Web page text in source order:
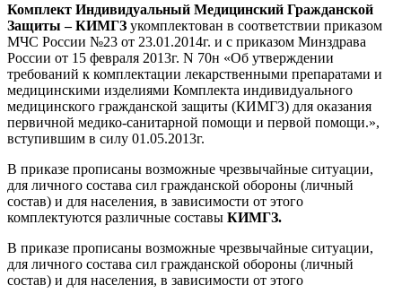
Комплект Индивидуальный Медицинский Гражданской
Защиты – КИМГЗ укомплектован в соответствии приказом
МЧС России №23 от 23.01.2014г. и с приказом Минздрава
России от 15 февраля 2013г. N 70н «Об утверждении
требований к комплектации лекарственными препаратами и
медицинскими изделиями Комплекта индивидуального
медицинского гражданской защиты (КИМГЗ) для оказания
первичной медико-санитарной помощи и первой помощи.»,
вступившим в силу 01.05.2013г.
В приказе прописаны возможные чрезвычайные ситуации,
для личного состава сил гражданской обороны (личный
состав) и для населения, в зависимости от этого
комплектуются различные составы КИМГЗ.
В приказе прописаны возможные чрезвычайные ситуации,
для личного состава сил гражданской обороны (личный
состав) и для населения, в зависимости от этого